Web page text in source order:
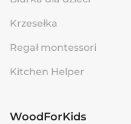
Krzesełka
Regał montessori
Kitchen Helper
WoodForKids